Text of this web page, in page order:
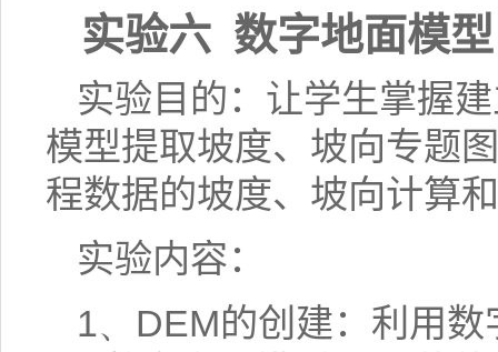
实验六 数字地面模
实验目的：让学生掌握
模型提取坡度、坡向专题
程数据的坡度、坡向计算
实验内容：
1、 DEM的创建：利用